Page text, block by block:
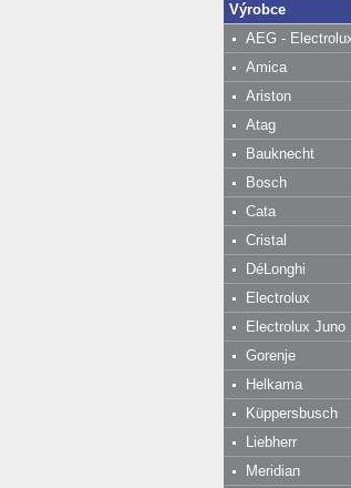
Výrobce
AEG -
Amica
Ariston
Atag
Bauknecht
Bosch
Cata
Cristal
DéLonghi
Electrolux
Electrolux Juno
Gorenje
Helkama
Küppersbusch
Liebherr
Meridian